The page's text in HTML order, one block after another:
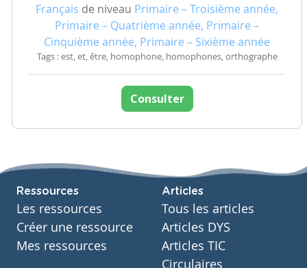
Français de niveau Primaire – Troisième année,
Primaire – Quatrième année, Primaire –
Cinquième année, Primaire – Sixième année
Tags : est, et, être, homophone, homophones, orthographe
Consulter
Ressources
Les ressources
Créer une ressource
Mes ressources
Articles
Tous les articles
Articles DYS
Articles TIC
Circulaires